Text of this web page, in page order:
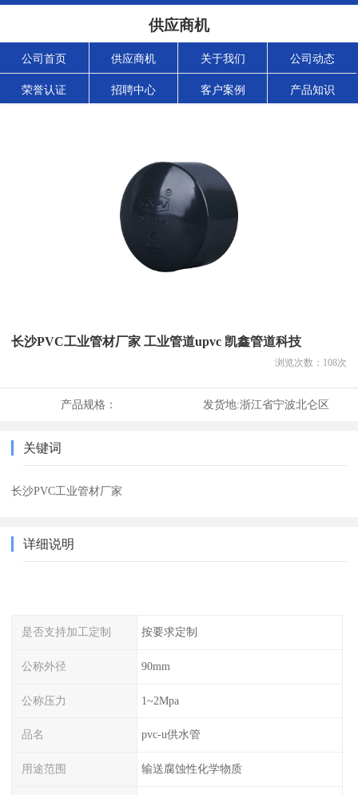
供应商机
公司首页 供应商机 关于我们 公司动态
荣誉认证 招聘中心 客户案例 产品知识
长沙PVC工业管材厂家 工业管道upvc 凯鑫管道科技
浏览次数： 108次
产品规格： 发货地:浙江省宁波北仑区
关键词
长沙PVC工业管材厂家
详细说明
是否支持加工定制 按要求定制
公称外径 90mm
公称压力 1~2Mpa
品名 pvc-u供水管
用途范围 输送腐蚀性化学物质